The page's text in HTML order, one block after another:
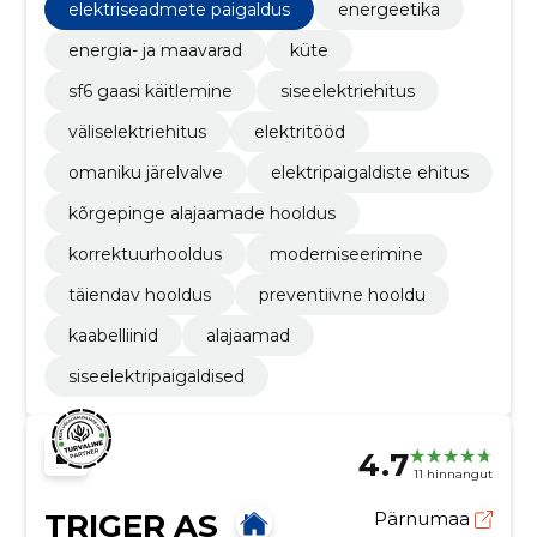
elektriseadmete paigaldus
energeetika
energia- ja maavarad
küte
sf6 gaasi käitlemine
siseelektriehitus
väliselektriehitus
elektritööd
omaniku järelvalve
elektripaigaldiste ehitus
kõrgepinge alajaamade hooldus
korrektuurhooldus
moderniseerimine
täiendav hooldus
preventiivne hooldu
kaabelliinid
alajaamad
siseelektripaigaldised
4.7 11 hinnangut
TRIGER AS Pärnumaa